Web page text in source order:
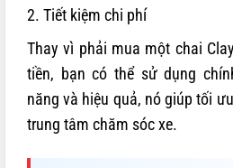
2. Tiết kiệm chi phí
Thay vì phải mua một chai
tiền, bạn có thể sử dụng
năng và hiệu quả, nó giúp tối
trung tâm chăm sóc xe.